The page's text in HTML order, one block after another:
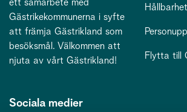
ett samarbete med
Gästrikekommunerna i syfte
att främja Gästrikland som
besöksmål. Välkommen att
njuta av vårt Gästrikland!
Flytta till
Sociala medier